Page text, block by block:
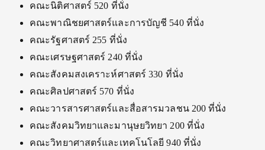
คณะนิติศาสตร์ 520 ที่นั่ง
คณะพาณิชยศาสตร์และการบัญชี 540 ที่นั่ง
คณะรัฐศาสตร์ 255 ที่นั่ง
คณะเศรษฐศาสตร์ 240 ที่นั่ง
คณะสังคมสงเคราะห์ศาสตร์ 330 ที่นั่ง
คณะศิลปศาสตร์ 570 ที่นั่ง
คณะวารสารศาสตร์และสื่อสารมวลชน 200 ที่นั่ง
คณะสังคมวิทยาและมานุษยวิทยา 200 ที่นั่ง
คณะวิทยาศาสตร์และเทคโนโลยี 940 ที่นั่ง